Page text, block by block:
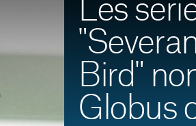
Les
Bird"
Globus